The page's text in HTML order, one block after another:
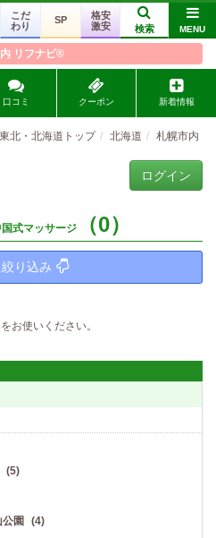
こだ
わり
SP
格安
激安
検索 MENU
リフナビ®
口コミ クーポン 新着情報
北・北海道トップ 北海道
札幌市内
ログイン
式マッサージ （0）
り込み
お使いください。
(5)
園
(4)